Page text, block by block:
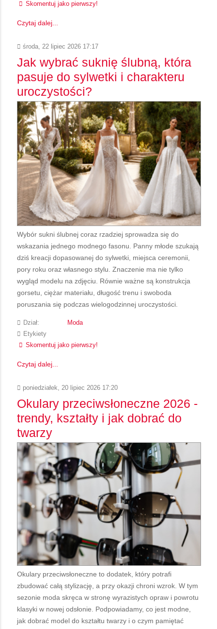
Skomentuj jako pierwszy!
Czytaj dalej...
środa, 22 lipiec 2026 17:17
Jak wybrać suknię ślubną, która
pasuje do sylwetki i charakteru
uroczystości?
Wybór sukni ślubnej coraz rzadziej sprowadza się do
wskazania jednego modnego fasonu. Panny młode szukają
dziś kreacji dopasowanej do sylwetki, miejsca ceremonii,
pory roku oraz własnego stylu. Znaczenie ma nie tylko
wygląd modelu na zdjęciu. Równie ważne są konstrukcja
gorsetu, ciężar materiału, długość trenu i swoboda
poruszania się podczas wielogodzinnej uroczystości.
Dział:
Moda
Etykiety
Skomentuj jako pierwszy!
Czytaj dalej...
poniedziałek, 20 lipiec 2026 17:20
Okulary przeciwsłoneczne 2026 -
trendy, kształty i jak dobrać do
twarzy
Okulary przeciwsłoneczne to dodatek, który potrafi
zbudować całą stylizację, a przy okazji chroni wzrok. W tym
sezonie moda skręca w stronę wyrazistych opraw i powrotu
klasyki w nowej odsłonie. Podpowiadamy, co jest modne,
jak dobrać model do kształtu twarzy i o czym pamiętać